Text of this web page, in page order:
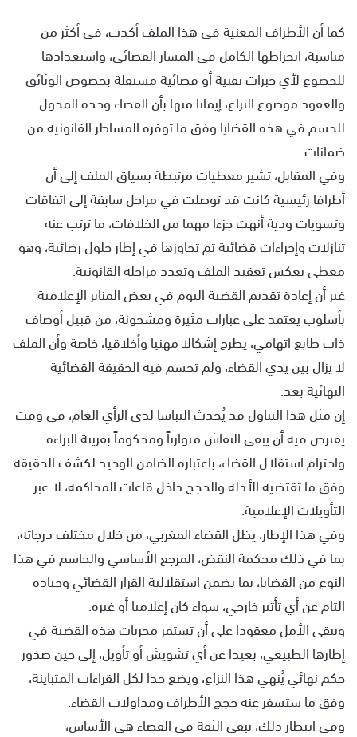
كما أن الأطراف المعنية في هذا الملف أكدت، في أكثر من
مناسبة، انخراطها الكامل في المسار القضائي، واستعدادها
للخضوع لأي خبرات تقنية أو قضائية مستقلة بخصوص الوثائق
والعقود موضوع النزاع، إيمانا منها بأن القضاء وحده المخول
للحسم في هذه القضايا وفق ما توفره المساطر القانونية من
ضمانات.
وفي المقابل، تشير معطيات مرتبطة بسياق الملف إلى أن
أطرافا رئيسية كانت قد توصلت في مراحل سابقة إلى اتفاقات
وتسويات ودية أنهت جزءا مهما من الخلافات، ما ترتب عنه
تنازلات وإجراءات قضائية تم تجاوزها في إطار حلول رضائية، وهو
معطى يعكس تعقيد الملف وتعدد مراحله القانونية.
غير أن إعادة تقديم القضية اليوم في بعض المنابر الإعلامية
بأسلوب يعتمد على عبارات مثيرة ومشحونة، من قبيل أوصاف
ذات طابع اتهامي، يطرح إشكالا مهنيا وأخلاقيا، خاصة وأن الملف
لا يزال بين يدي القضاء، ولم تحسم فيه الحقيقة القضائية
النهائية بعد.
إن مثل هذا التناول قد يُحدث التباسا لدى الرأي العام، في وقت
يفترض فيه أن يبقى النقاش متوازناً ومحكوماً بقرينة البراءة
واحترام استقلال القضاء، باعتباره الضامن الوحيد لكشف الحقيقة
وفق ما تقتضيه الأدلة والحجج داخل قاعات المحاكمة، لا عبر
التأويلات الإعلامية.
وفي هذا الإطار، يظل القضاء المغربي، من خلال مختلف درجاته،
بما في ذلك محكمة النقض، المرجع الأساسي والحاسم في هذا
النوع من القضايا، بما يضمن استقلالية القرار القضائي وحياده
التام عن أي تأثير خارجي، سواء كان إعلاميا أو غيره.
ويبقى الأمل معقودا على أن تستمر مجريات هذه القضية في
إطارها الطبيعي، بعيدا عن أي تشويش أو تأويل، إلى حين صدور
حكم نهائي يُنهي هذا النزاع، ويضع حدا لكل القراءات المتباينة،
وفق ما ستسفر عنه حجج الأطراف ومداولات القضاء.
وفي انتظار ذلك، تبقى الثقة في القضاء هي الأساس،